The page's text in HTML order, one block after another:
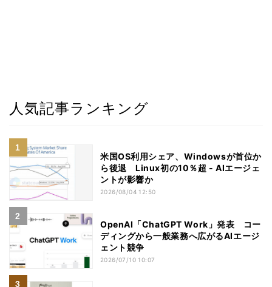
人気記事ランキング
米国OS利用シェア、Windowsが首位か
ら後退 Linux初の10％超 - AIエージェ
ントが影響か
2026/08/04 12:50
OpenAI「ChatGPT Work」発表 コー
ディングから一般業務へ広がるAIエージ
ェント競争
2026/07/10 10:07